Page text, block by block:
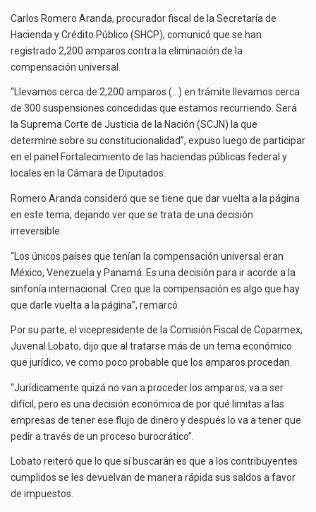
COMPENSACIÓN
UNIVERSAL;
DIFÍCIL
Carlos Romero Aranda, procurador fiscal de la Secretaría de
Hacienda y Crédito Público (SHCP), comunicó que se han
registrado 2,200 amparos contra la eliminación de la
compensación universal.
“Llevamos cerca de 2,200 amparos (…) en trámite llevamos cerca
de 300 suspensiones concedidas que estamos recurriendo. Será
la Suprema Corte de Justicia de la Nación (SCJN) la que
determine sobre su constitucionalidad”, expuso luego de participar
en el panel Fortalecimiento de las haciendas públicas federal y
locales en la Cámara de Diputados.
Romero Aranda consideró que se tiene que dar vuelta a la página
en este tema, dejando ver que se trata de una decisión
irreversible.
“Los únicos países que tenían la compensación universal eran
México, Venezuela y Panamá. Es una decisión para ir acorde a la
sinfonía internacional. Creo que la compensación es algo que hay
que darle vuelta a la página”, remarcó.
Por su parte, el vicepresidente de la Comisión Fiscal de Coparmex,
Juvenal Lobato, dijo que al tratarse más de un tema económico
que jurídico, ve como poco probable que los amparos procedan.
“Jurídicamente quizá no van a proceder los amparos, va a ser
difícil, pero es una decisión económica de por qué limitas a las
empresas de tener ese flujo de dinero y después lo va a tener que
pedir a través de un proceso burocrático”.
Lobato reiteró que lo que sí buscarán es que a los contribuyentes
cumplidos se les devuelvan de manera rápida sus saldos a favor
de impuestos.